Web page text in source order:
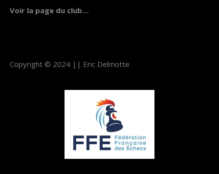
Voir la page du club…
Copyright © 2024 || Eric Delmotte